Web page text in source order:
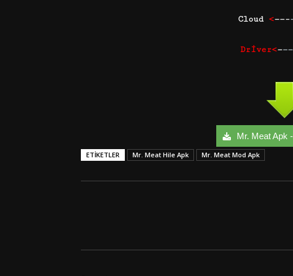
Cloud <——–
Driver<———
Mr. Meat Apk
ETIKETLER Mr. Meat Hile Apk Mr. Meat Mod Apk